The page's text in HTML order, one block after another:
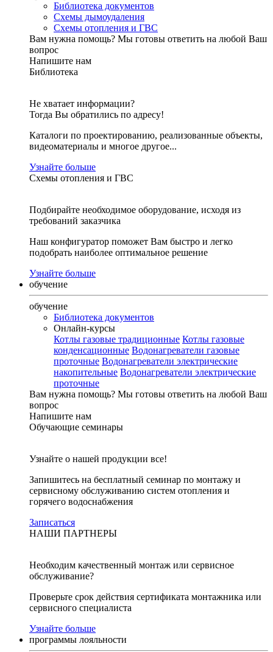
Библиотека документов
Схемы дымоудаления
Схемы отопления и ГВС
Вам нужна помощь? Мы готовы ответить на любой Ваш
вопрос
Напишите нам
Библиотека
Не хватает информации?
Тогда Вы обратились по адресу!
Каталоги по проектированию, реализованные объекты,
видеоматериалы и многое другое...
Узнайте больше
Схемы отопления и ГВС
Подбирайте необходимое оборудование, исходя из
требований заказчика
Наш конфигуратор поможет Вам быстро и легко
подобрать наиболее оптимальное решение
Узнайте больше
обучение
обучение
Библиотека документов
Онлайн-курсы
Котлы газовые традиционные Котлы газовые
конденсационные Водонагреватели газовые
проточные Водонагреватели электрические
накопительные Водонагреватели электрические
проточные
Вам нужна помощь? Мы готовы ответить на любой Ваш
вопрос
Напишите нам
Обучающие семинары
Узнайте о нашей продукции все!
Запишитесь на бесплатный семинар по монтажу и
сервисному обслуживанию систем отопления и
горячего водоснабжения
Записаться
НАШИ ПАРТНЕРЫ
Необходим качественный монтаж или сервисное
обслуживание?
Проверьте срок действия сертификата монтажника или
сервисного специалиста
Узнайте больше
программы лояльности